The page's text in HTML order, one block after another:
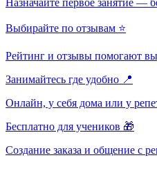
Выбирайте по отзывам ⭐
Рейтинг и отзывы помогают
Занимайтесь где удобно 📍
Онлайн, у себя дома или у
Бесплатно для учеников 🎁
Создание заказа и общение с